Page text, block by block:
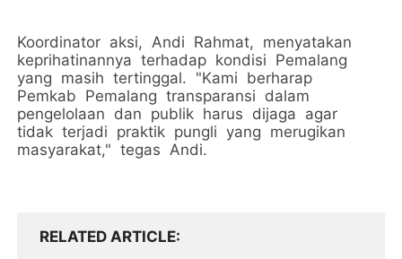
Koordinator aksi, Andi Rahmat, menyatakan
keprihatinannya terhadap kondisi Pemalang
yang masih tertinggal. "Kami berharap
Pemkab Pemalang transparansi dalam
pengelolaan dan publik harus dijaga agar
tidak terjadi praktik pungli yang merugikan
masyarakat," tegas Andi.
RELATED ARTICLE